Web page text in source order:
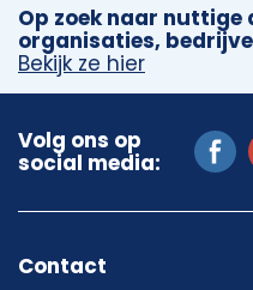
Op zoek naar nuttige
organisaties,
Bekijk ze hier
Volg ons op
social media:
Contact